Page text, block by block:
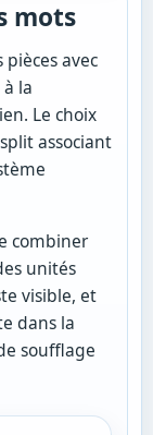
mots
avec
la
Le choix
associant
combiner
unités
visible, et
dans la
soufflage